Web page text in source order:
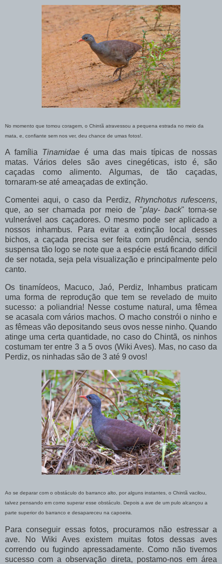
No momento que tomou coragem, o Chintã atravessou a pequena estrada no meio da
mata, e, confiante sem nos ver, deu chance de umas fotos!.
A família Tinamidaeé uma das mais típicas de nossas
matas. Vários deles são aves cinegéticas, isto é, são
caçadas como alimento. Algumas, de tão caçadas,
tornaram-se até ameaçadas de extinção.
Comentei aqui, o caso da Perdiz,Rhynchotus rufescens,
que, ao ser chamada por meio de "play- back" torna-se
vulnerável aos caçadores. O mesmo pode ser aplicado a
nossos inhambus. Para evitar a extinção local desses
bichos, a caçada precisa ser feita com prudência, sendo
suspensa tão logo se note que a espécie está ficando difícil
de ser notada, seja pela visualização e principalmente pelo
canto.
Os tinamídeos, Macuco, Jaó, Perdiz, Inhambus praticam
uma forma de reprodução que tem se revelado de muito
sucesso: a poliandria! Nesse costume natural, uma fêmea
se acasala com vários machos. O macho constrói o ninho e
as fêmeas vão depositando seus ovos nesse ninho. Quando
atinge uma certa quantidade, no caso do Chintã, os ninhos
costumam ter entre 3 a 5 ovos (Wiki Aves). Mas, no caso da
Perdiz, os ninhadas são de 3 até 9 ovos!
Ao se deparar com o obstáculo do barranco alto, por alguns instantes, o Chintã vacilou,
talvez pensando em como superar esse obstáculo. Depois a ave de um pulo alcançou a
parte superior do barranco e desapareceu na capoeira.
Para conseguir essas fotos, procuramos não estressar a
ave. No Wiki Aves existem muitas fotos dessas aves
correndo ou fugindo apressadamente. Como não tivemos
sucesso com a observação direta, postamo-nos em área